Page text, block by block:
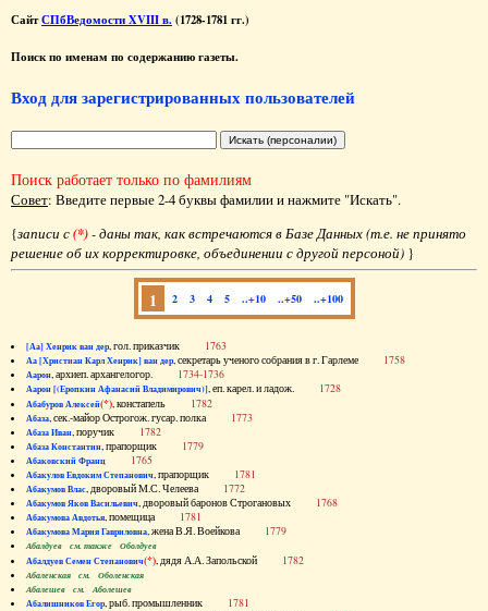
СайтСПбВедомости XVIII в. (1728-1781 гг.)
Поиск по именам по содержанию газеты.
Вход для зарегистрированных пользователей
Поиск работает только по фамилиям
Совет: Введите первые 2-4 буквы фамилии и нажмите "Искать".
{записи с(*)- даны так, как встречаются в Базе Данных (т.е. не принято
решение об их корректировке, объединении с другой персоной) }
1 2 3 4 5 ..+10 ..+50 ..+100
[Аа] Хенрик ван дер, гол. приказчик 1763
Аа [Христиан Карл Хенрик] ван дер, секретарь ученого собрания в г. Гарлеме 1758
Аарон, архиеп. архангелогор. 1734-1736
Аарон [(Еропкин Афанасий Владимирович)], еп. карел. и ладож. 1728
Абабуров Алексей(*), констапель 1782
Абаза, сек.-майор Острогож. гусар. полка 1773
Абаза Иван, поручик 1782
Абаза Константин, прапорщик 1779
Абаковский Франц 1765
Абакулов Евдоким Степанович, прапорщик 1781
Абакумов Влас, дворовый М.С. Челеева 1772
Абакумов Яков Васильевич, дворовый баронов Строгановых 1768
Абакумова Авдотья, помещица 1781
Абакумова Мария Гавриловна, жена В.Я. Воейкова 1779
Абалдуев см. также Оболдуев
Абалдуев Семен Степанович(*), дядя А.А. Запольской 1782
Абаленская см. Оболенская
Абалешев см. Аболешев
Абалишников Егор, рыб. промышленник 1781